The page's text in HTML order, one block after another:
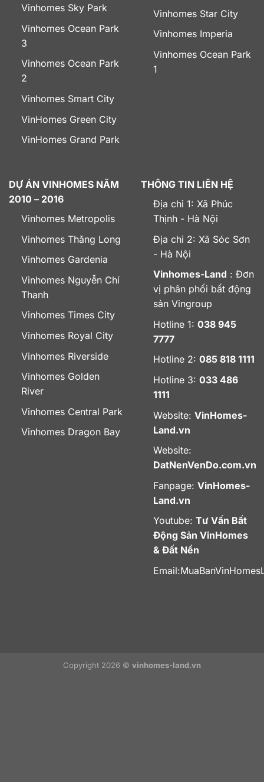
Vinhomes Sky Park
Vinhomes Ocean Park
3
Vinhomes Ocean Park
2
Vinhomes Smart City
VinHomes Green City
VinHomes Grand Park
Vinhomes Star City
Vinhomes Imperia
Vinhomes Ocean Park
1
DỰ ÁN VINHOMES NĂM
2010 – 2016
Vinhomes Metropolis
Vinhomes Thăng Long
Vinhomes Gardenia
Vinhomes Nguyễn Chí
Thanh
Vinhomes Times City
Vinhomes Royal City
Vinhomes Riverside
Vinhomes Golden
River
Vinhomes Central Park
Vinhomes Dragon Bay
THÔNG TIN LIÊN HỆ
Địa chỉ 1: Xã Phúc
Thịnh - Hà Nội
Địa chỉ 2: Xã Sóc Sơn
- Hà Nội
Vinhomes-Land : Đơn
vị phân phối bất động
sản Vingroup
Hotline 1: 038 945
7777
Hotline 2: 085 818 1111
Hotline 3: 033 486
1111
Website: VinHomes-
Land.vn
Website:
DatNenVenDo.com.vn
Fanpage: VinHomes-
Land.vn
Youtube: Tư Vấn Bất
Động Sản VinHomes
& Đất Nền
Email:
Copyright 2026 © vinhomes-land.vn